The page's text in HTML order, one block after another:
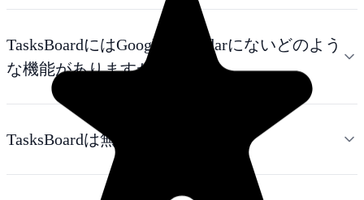
TasksBoardにはGoogle Calendarにないどのよう
な機能がありますか？
TasksBoardは無料ですか？